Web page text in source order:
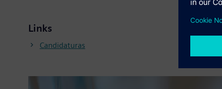
Links
Candidaturas